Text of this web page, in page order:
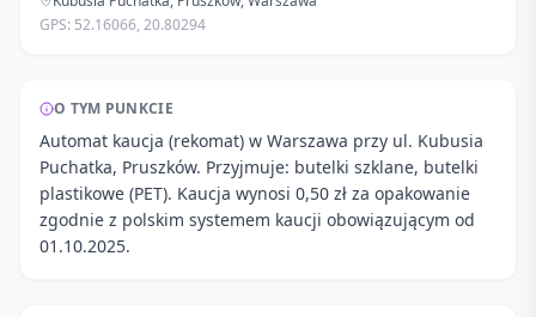
GPS: 52.16066, 20.80294
O TYM PUNKCIE
Automat kaucja (rekomat) w Warszawa przy ul. Kubusia
Puchatka, Pruszków. Przyjmuje: butelki szklane, butelki
plastikowe (PET). Kaucja wynosi 0,50 zł za opakowanie
zgodnie z polskim systemem kaucji obowiązującym od
01.10.2025.